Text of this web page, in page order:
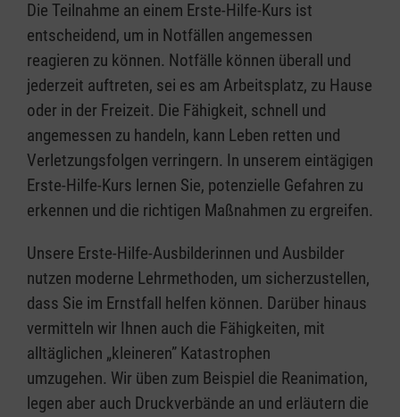
Die Teilnahme an einem Erste-Hilfe-Kurs ist
entscheidend, um in Notfällen angemessen
reagieren zu können. Notfälle können überall und
jederzeit auftreten, sei es am Arbeitsplatz, zu Hause
oder in der Freizeit. Die Fähigkeit, schnell und
angemessen zu handeln, kann Leben retten und
Verletzungsfolgen verringern. In unserem eintägigen
Erste-Hilfe-Kurs lernen Sie, potenzielle Gefahren zu
erkennen und die richtigen Maßnahmen zu ergreifen.
Unsere Erste-Hilfe-Ausbilderinnen und Ausbilder
nutzen moderne Lehrmethoden, um sicherzustellen,
dass Sie im Ernstfall helfen können. Darüber hinaus
vermitteln wir Ihnen auch die Fähigkeiten, mit
alltäglichen „kleineren” Katastrophen
umzugehen. Wir üben zum Beispiel die Reanimation,
legen aber auch Druckverbände an und erläutern die